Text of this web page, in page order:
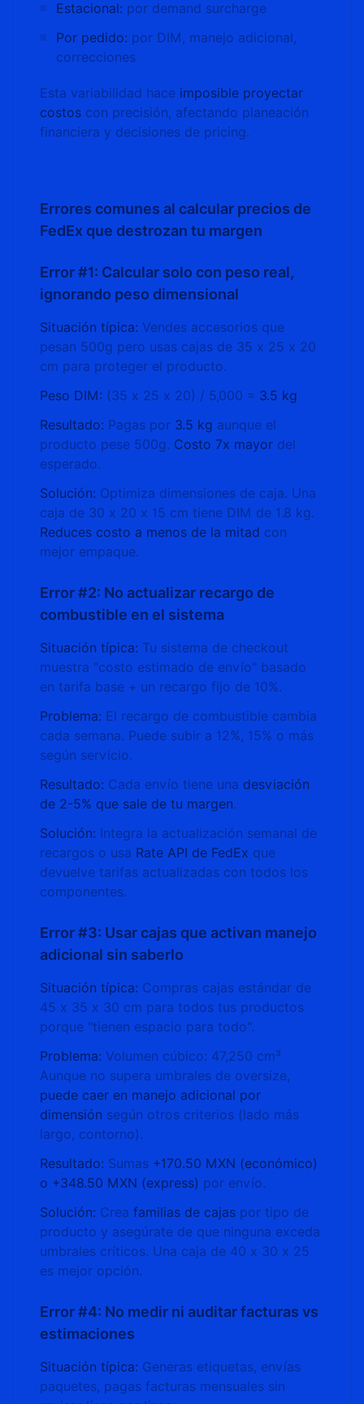
Estacional: por demand surcharge
Por pedido: por DIM, manejo adicional,
correcciones
Esta variabilidad hace imposible proyectar
costos con precisión, afectando planeación
financiera y decisiones de pricing.
Errores comunes al calcular precios de
FedEx que destrozan tu margen
Error #1: Calcular solo con peso real,
ignorando peso dimensional
Situación típica: Vendes accesorios que
pesan 500g pero usas cajas de 35 x 25 x 20
cm para proteger el producto.
Peso DIM: (35 x 25 x 20) / 5,000 = 3.5 kg
Resultado: Pagas por 3.5 kg aunque el
producto pese 500g. Costo 7x mayor del
esperado.
Solución: Optimiza dimensiones de caja. Una
caja de 30 x 20 x 15 cm tiene DIM de 1.8 kg.
Reduces costo a menos de la mitad con
mejor empaque.
Error #2: No actualizar recargo de
combustible en el sistema
Situación típica: Tu sistema de checkout
muestra "costo estimado de envío" basado
en tarifa base + un recargo fijo de 10%.
Problema: El recargo de combustible cambia
cada semana. Puede subir a 12%, 15% o más
según servicio.
Resultado: Cada envío tiene una desviación
de 2-5% que sale de tu margen.
Solución: Integra la actualización semanal de
recargos o usa Rate API de FedEx que
devuelve tarifas actualizadas con todos los
componentes.
Error #3: Usar cajas que activan manejo
adicional sin saberlo
Situación típica: Compras cajas estándar de
45 x 35 x 30 cm para todos tus productos
porque "tienen espacio para todo".
Problema: Volumen cúbico: 47,250 cm³
Aunque no supera umbrales de oversize,
puede caer en manejo adicional por
dimensión según otros criterios (lado más
largo, contorno).
Resultado: Sumas +170.50 MXN (económico)
o +348.50 MXN (express) por envío.
Solución: Crea familias de cajas por tipo de
producto y asegúrate de que ninguna exceda
umbrales críticos. Una caja de 40 x 30 x 25
es mejor opción.
Error #4: No medir ni auditar facturas vs
estimaciones
Situación típica: Generas etiquetas, envías
paquetes, pagas facturas mensuales sin